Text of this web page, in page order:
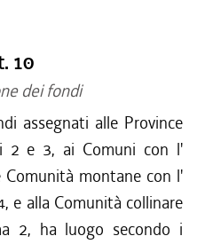
10
dei fondi
assegnati alle Province
2 e 3, ai Comuni con l'
montane con l'
e alla Comunità collinare
2, ha luogo secondo i